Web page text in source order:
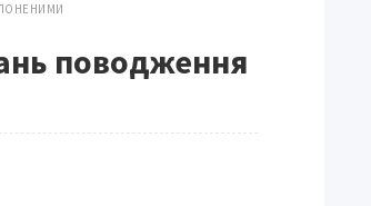
поводження